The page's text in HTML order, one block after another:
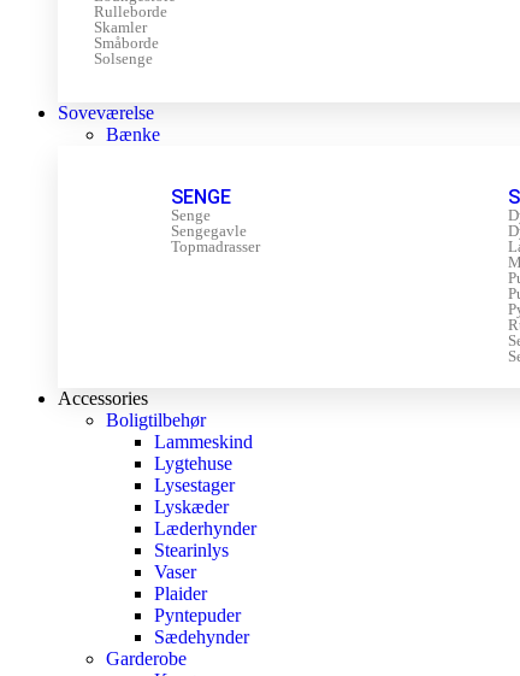
Rulleborde
Skamler
Småborde
Solsenge
Soveværelse
Bænke
SENGE
Senge
Sengegavle
Topmadrasser
Accessories
Boligtilbehør
Lammeskind
Lygtehuse
Lysestager
Lyskæder
Læderhynder
Stearinlys
Vaser
Plaider
Pyntepuder
Sædehynder
Garderobe